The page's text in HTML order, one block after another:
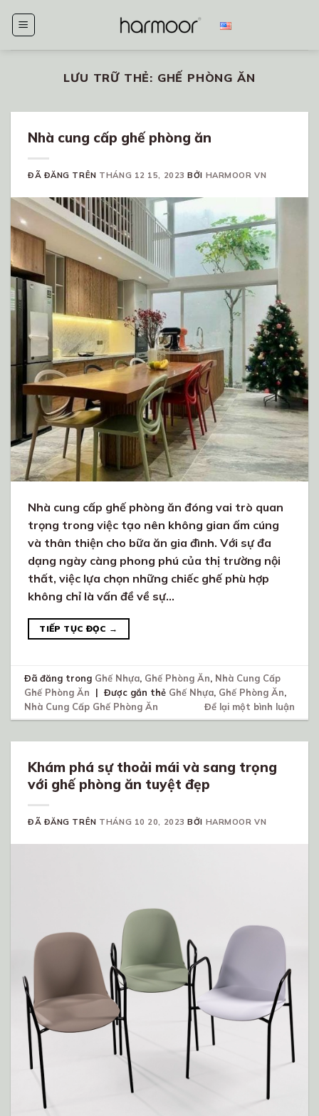
đến
LƯU TRỮ THẺ: GHẾ PHÒNG ĂN
Nhà cung cấp ghế phòng ăn
ĐÃ ĐĂNG TRÊN THÁNG 12 15, 2023 BỞI HARMOOR VN
Nhà cung cấp ghế phòng ăn đóng vai trò quan
trọng trong việc tạo nên không gian ấm cúng
và thân thiện cho bữa ăn gia đình. Với sự đa
dạng ngày càng phong phú của thị trường nội
thất, việc lựa chọn những chiếc ghế phù hợp
không chỉ là vấn đề về sự…
TIẾP TỤC ĐỌC →
Đã đăng trong Ghế Nhựa, Ghế Phòng Ăn, Nhà Cung Cấp
Ghế Phòng Ăn
| Được gắn thẻ Ghế Nhựa, Ghế Phòng Ăn,
Nhà Cung Cấp Ghế Phòng Ăn
Để lại một bình luận
Khám phá sự thoải mái và sang trọng
với ghế phòng ăn tuyệt đẹp
ĐÃ ĐĂNG TRÊN THÁNG 10 20, 2023 BỞI HARMOOR VN